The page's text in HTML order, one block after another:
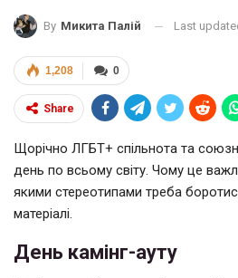
By Микита Палій Last
0
1,208
Share
Щорічно ЛГБТ+ спільнота та
день по всьому світу. Чому це
якими стереотипами треба
матеріалі.
День камінг-ауту